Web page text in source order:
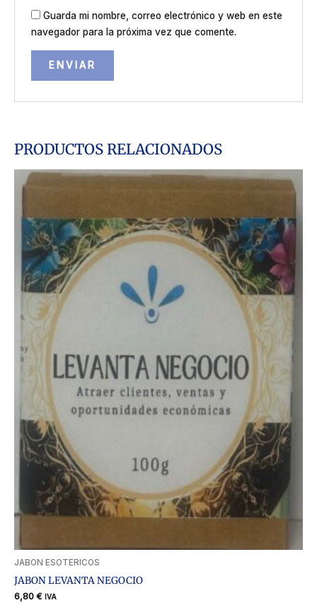
Guarda mi nombre, correo electrónico y web en este
navegador para la próxima vez que comente.
PRODUCTOS RELACIONADOS
JABON ESOTERICOS
JABON LEVANTA NEGOCIO
6,80 € IVA